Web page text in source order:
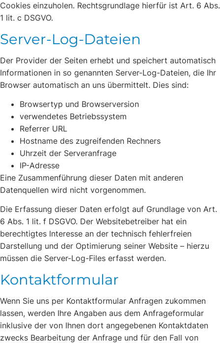
Cookies einzuholen. Rechtsgrundlage hierfür ist Art. 6 Abs.
1 lit. c DSGVO.
Server-Log-Dateien
Der Provider der Seiten erhebt und speichert automatisch
Informationen in so genannten Server-Log-Dateien, die Ihr
Browser automatisch an uns übermittelt. Dies sind:
Browsertyp und Browserversion
verwendetes Betriebssystem
Referrer URL
Hostname des zugreifenden Rechners
Uhrzeit der Serveranfrage
IP-Adresse
Eine Zusammenführung dieser Daten mit anderen
Datenquellen wird nicht vorgenommen.
Die Erfassung dieser Daten erfolgt auf Grundlage von Art.
6 Abs. 1 lit. f DSGVO. Der Websitebetreiber hat ein
berechtigtes Interesse an der technisch fehlerfreien
Darstellung und der Optimierung seiner Website – hierzu
müssen die Server-Log-Files erfasst werden.
Kontaktformular
Wenn Sie uns per Kontaktformular Anfragen zukommen
lassen, werden Ihre Angaben aus dem Anfrageformular
inklusive der von Ihnen dort angegebenen Kontaktdaten
zwecks Bearbeitung der Anfrage und für den Fall von